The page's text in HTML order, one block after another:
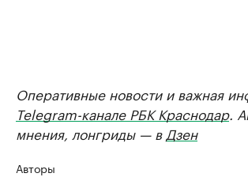
Оперативные новости и важная
Telegram-канале РБК Краснодар.
мнения, лонгриды — в Дзен
Авторы